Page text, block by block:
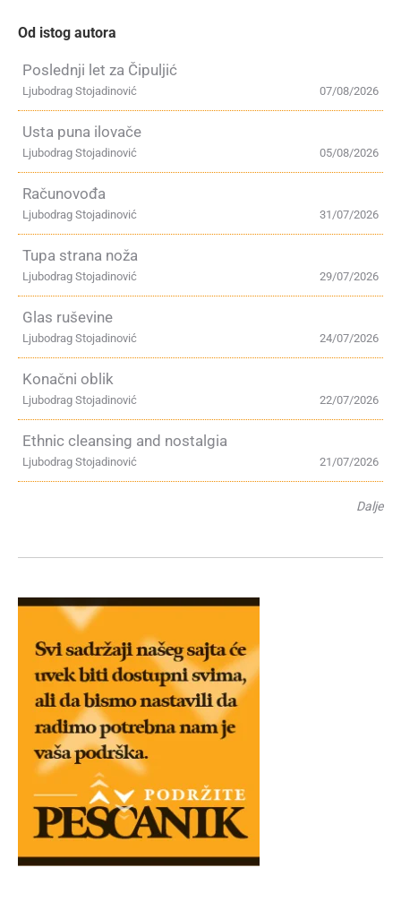
Od istog autora
Poslednji let za Čipuljić
07/08/2026
Ljubodrag Stojadinović
Usta puna ilovače
05/08/2026
Ljubodrag Stojadinović
Računovođa
31/07/2026
Ljubodrag Stojadinović
Tupa strana noža
29/07/2026
Ljubodrag Stojadinović
Glas ruševine
24/07/2026
Ljubodrag Stojadinović
Konačni oblik
22/07/2026
Ljubodrag Stojadinović
Ethnic cleansing and nostalgia
21/07/2026
Ljubodrag Stojadinović
Dalje